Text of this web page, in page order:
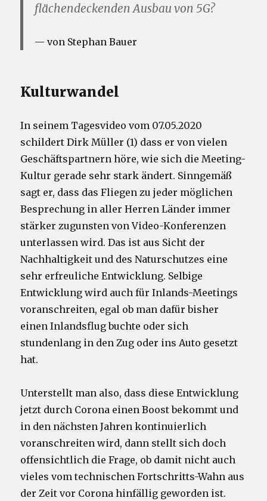
flächendeckenden Ausbau von 5G?
von Stephan Bauer
Kulturwandel
In seinem Tagesvideo vom 07.05.2020
schildert Dirk Müller (1) dass er von vielen
Geschäftspartnern höre, wie sich die Meeting-
Kultur gerade sehr stark ändert. Sinngemäß
sagt er, dass das Fliegen zu jeder möglichen
Besprechung in aller Herren Länder immer
stärker zugunsten von Video-Konferenzen
unterlassen wird. Das ist aus Sicht der
Nachhaltigkeit und des Naturschutzes eine
sehr erfreuliche Entwicklung. Selbige
Entwicklung wird auch für Inlands-Meetings
voranschreiten, egal ob man dafür bisher
einen Inlandsflug buchte oder sich
stundenlang in den Zug oder ins Auto gesetzt
hat.
Unterstellt man also, dass diese Entwicklung
jetzt durch Corona einen Boost bekommt und
in den nächsten Jahren kontinuierlich
voranschreiten wird, dann stellt sich doch
offensichtlich die Frage, ob damit nicht auch
vieles vom technischen Fortschritts-Wahn aus
der Zeit vor Corona hinfällig geworden ist.